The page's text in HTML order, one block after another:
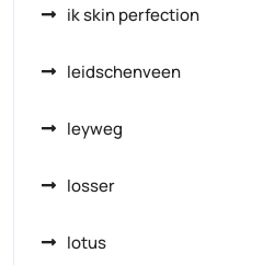
ik skin perfection
leidschenveen
leyweg
losser
lotus